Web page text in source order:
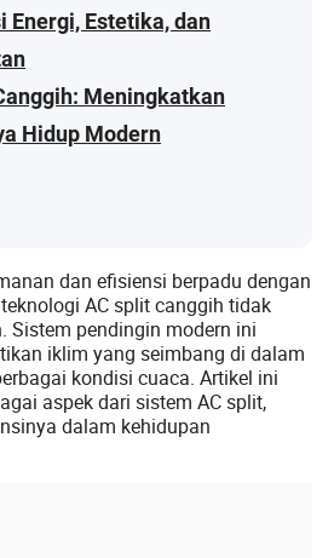
Energi, Estetika, dan
Meningkatkan
Hidup Modern
dan efisiensi berpadu dengan
AC split canggih tidak
Sistem pendingin modern ini
iklim yang seimbang di dalam
kondisi cuaca. Artikel ini
aspek dari sistem AC split,
dalam kehidupan